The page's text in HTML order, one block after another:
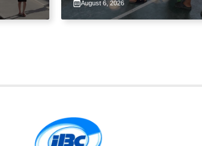
Bagyong Luis, Maymay
August 6, 2026